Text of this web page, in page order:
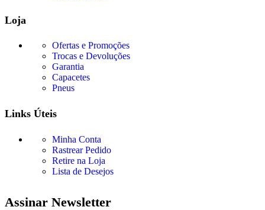
Loja
Ofertas e Promoções
Trocas e Devoluções
Garantia
Capacetes
Pneus
Links Úteis
Minha Conta
Rastrear Pedido
Retire na Loja
Lista de Desejos
Assinar Newsletter